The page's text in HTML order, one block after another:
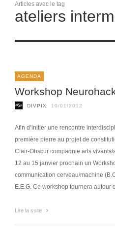
Articles avec le tag
ateliers
AGENDA
Workshop
DIVPIX 10/01/2012
Afin d’initier une rencontre
première pierre au projet de
Clair-Obscur compagnie arts
12 au 15 janvier prochain un
communication cerveau/machine
E.E.G. Ce workshop tournera
Lire la suite